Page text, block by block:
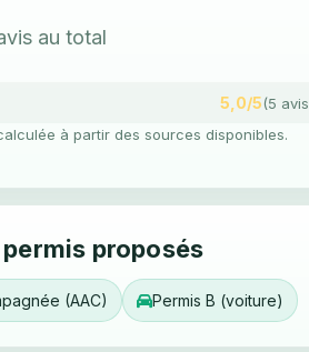
au total
5,0/5(5
à partir des sources disponibles.
proposés
(AAC) Permis B (voiture)